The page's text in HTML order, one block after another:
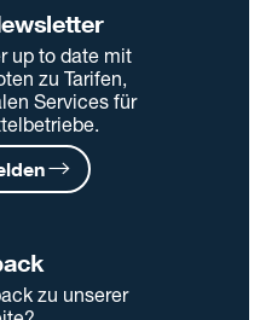
up to date mit
zu Tarifen,
Services für
zu unserer